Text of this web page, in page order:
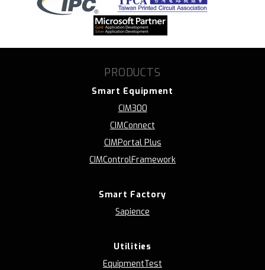
PRODUCTS
Smart Equipment
CIM300
CIMConnect
CIMPortal Plus
CIMControlFramework
Smart Factory
Sapience
Utilities
EquipmentTest